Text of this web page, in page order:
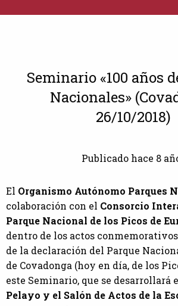
Seminario «100 años
Nacionales»
26/10/2018)
Publicado hace 8
El Organismo Autónomo Parques
colaboración con el Consorcio
Parque Nacional de los Picos de
dentro de los actos
de la declaración del Parque
de Covadonga (hoy en día, de los
este Seminario, que se desarrollará
Pelayo y el Salón de Actos de la